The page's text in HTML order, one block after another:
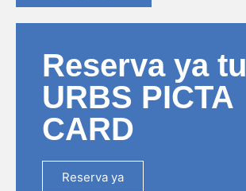
Reserva ya tu
URBS PICTA
CARD
Reserva ya